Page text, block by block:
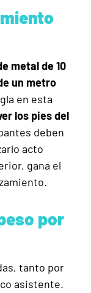
metal de 10
un metro
en esta
los pies del
deben
acto
gana el
por
tanto por
asistente.